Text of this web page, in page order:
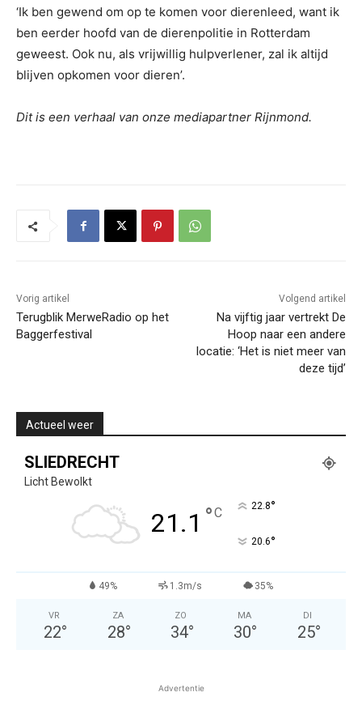
‘Ik ben gewend om op te komen voor dierenleed, want ik
ben eerder hoofd van de dierenpolitie in Rotterdam
geweest. Ook nu, als vrijwillig hulpverlener, zal ik altijd
blijven opkomen voor dieren’.
Dit is een verhaal van onze mediapartner Rijnmond.
Vorig artikel
Terugblik MerweRadio op het
Baggerfestival
Volgend artikel
Na vijftig jaar vertrekt De
Hoop naar een andere
locatie: ‘Het is niet meer van
deze tijd’
Actueel weer
SLIEDRECHT
Licht Bewolkt
21.1 °C 22.8°
20.6°
49% 1.3m/s 35%
VR
22°
ZA
28°
ZO
34°
MA
30°
DI
25°
Advertentie